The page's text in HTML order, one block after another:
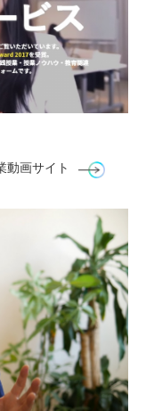
動画サイト